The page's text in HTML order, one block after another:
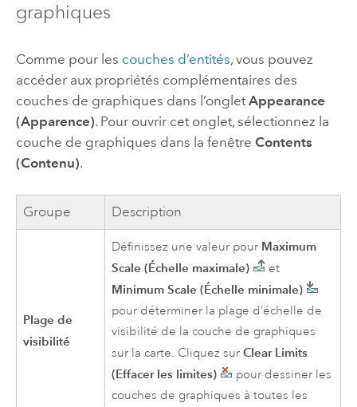
graphiques
Comme pour les couches d’entités, vous pouvez
accéder aux propriétés complémentaires des
couches de graphiques dans l’onglet Appearance
(Apparence). Pour ouvrir cet onglet, sélectionnez la
couche de graphiques dans la fenêtre Contents
(Contenu).
Groupe Description
Plage de
visibilité
Définissez une valeur pour Maximum
Scale (Échelle maximale)
et
Minimum Scale (Échelle minimale)
pour déterminer la plage d’échelle de
visibilité de la couche de graphiques
sur la carte. Cliquez surClear Limits
(Effacer les limites)
pour dessiner les
couches de graphiques à toutes les